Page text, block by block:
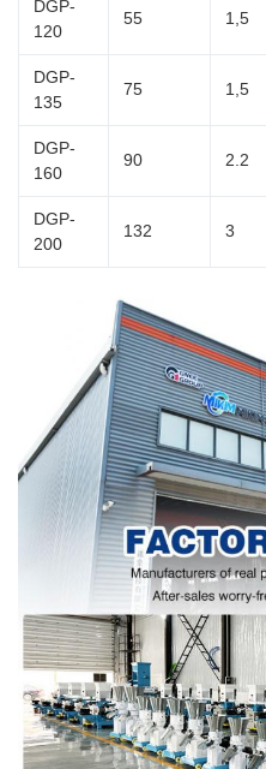
DGP-
120
55 1,5
DGP-
135
75 1,5
DGP-
160
90 2.2
DGP-
200
132 3